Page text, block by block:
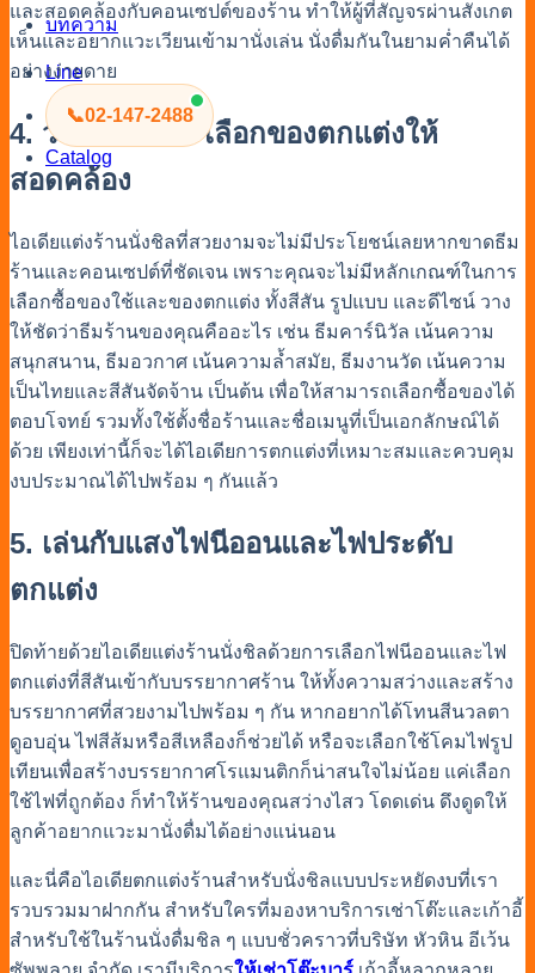
บทความ
Line
📞02-147-2488
Catalog
และสอดคล้องกับคอนเซปต์ของร้าน ทำให้ผู้ที่สัญจรผ่านสังเกต
เห็นและอยากแวะเวียนเข้ามานั่งเล่น นั่งดื่มกันในยามค่ำคืนได้
อย่างง่ายดาย
4. วางธีมให้ชัด เลือกของตกแต่งให้
สอดคล้อง
ไอเดียแต่งร้านนั่งชิลที่สวยงามจะไม่มีประโยชน์เลยหากขาดธีม
ร้านและคอนเซปต์ที่ชัดเจน เพราะคุณจะไม่มีหลักเกณฑ์ในการ
เลือกซื้อของใช้และของตกแต่ง ทั้งสีสัน รูปแบบ และดีไซน์ วาง
ให้ชัดว่าธีมร้านของคุณคืออะไร เช่น ธีมคาร์นิวัล เน้นความ
สนุกสนาน, ธีมอวกาศ เน้นความล้ำสมัย, ธีมงานวัด เน้นความ
เป็นไทยและสีสันจัดจ้าน เป็นต้น เพื่อให้สามารถเลือกซื้อของได้
ตอบโจทย์ รวมทั้งใช้ตั้งชื่อร้านและชื่อเมนูที่เป็นเอกลักษณ์ได้
ด้วย เพียงเท่านี้ก็จะได้ไอเดียการตกแต่งที่เหมาะสมและควบคุม
งบประมาณได้ไปพร้อม ๆ กันแล้ว
5. เล่นกับแสงไฟนีออนและไฟประดับ
ตกแต่ง
ปิดท้ายด้วยไอเดียแต่งร้านนั่งชิลด้วยการเลือกไฟนีออนและไฟ
ตกแต่งที่สีสันเข้ากับบรรยากาศร้าน ให้ทั้งความสว่างและสร้าง
บรรยากาศที่สวยงามไปพร้อม ๆ กัน หากอยากได้โทนสีนวลตา
ดูอบอุ่น ไฟสีส้มหรือสีเหลืองก็ช่วยได้ หรือจะเลือกใช้โคมไฟรูป
เทียนเพื่อสร้างบรรยากาศโรแมนติกก็น่าสนใจไม่น้อย แค่เลือก
ใช้ไฟที่ถูกต้อง ก็ทำให้ร้านของคุณสว่างไสว โดดเด่น ดึงดูดให้
ลูกค้าอยากแวะมานั่งดื่มได้อย่างแน่นอน
และนี่คือไอเดียตกแต่งร้านสำหรับนั่งชิลแบบประหยัดงบที่เรา
รวบรวมมาฝากกัน สำหรับใครที่มองหาบริการเช่าโต๊ะและเก้าอี้
สำหรับใช้ในร้านนั่งดื่มชิล ๆ แบบชั่วคราวที่บริษัท หัวหิน อีเว้น